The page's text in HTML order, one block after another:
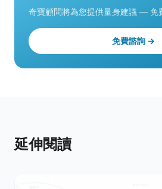
奇寶顧問將為您提供量身建議 — 免
免費諮詢 →
延伸閱讀